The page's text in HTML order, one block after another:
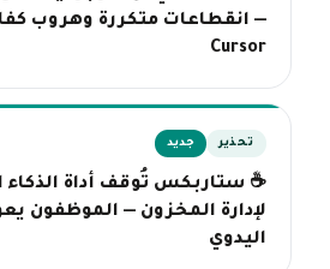
— انقطاعات متكررة وهروب
Cursor
تحذير جديد
☕ ستاربكس تُوقف أداة الذكاء
لإدارة المخزون — الموظفون
اليدوي